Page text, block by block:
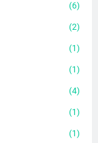
(6)
(2)
(1)
(1)
(4)
(1)
(1)